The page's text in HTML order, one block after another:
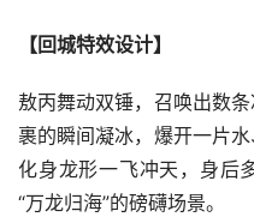
【回城特效设计】
敖丙舞动双锤，召唤出数
裹的瞬间凝冰，爆开一片
化身龙形一飞冲天，身后
“万龙归海”的磅礴场景。